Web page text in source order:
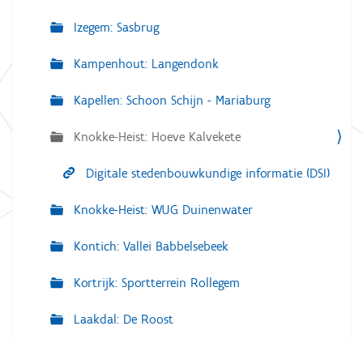
Izegem: Sasbrug
Kampenhout: Langendonk
Kapellen: Schoon Schijn - Mariaburg
Knokke-Heist: Hoeve Kalvekete
Digitale stedenbouwkundige informatie (DSI)
Knokke-Heist: WUG Duinenwater
Kontich: Vallei Babbelsebeek
Kortrijk: Sportterrein Rollegem
Laakdal: De Roost